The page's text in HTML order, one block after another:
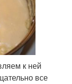
к ней
все